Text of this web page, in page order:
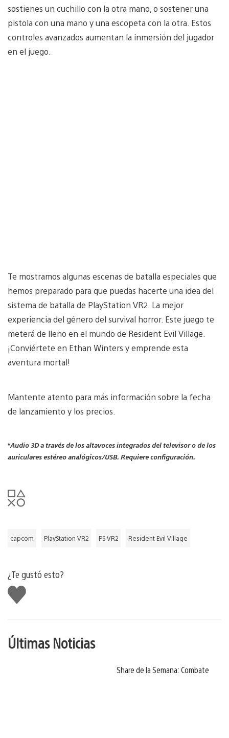
sostienes un cuchillo con la otra mano, o sostener una
pistola con una mano y una escopeta con la otra. Estos
controles avanzados aumentan la inmersión del jugador
en el juego.
Te mostramos algunas escenas de batalla especiales que
hemos preparado para que puedas hacerte una idea del
sistema de batalla de PlayStation VR2. La mejor
experiencia del género del survival horror. Este juego te
meterá de lleno en el mundo de Resident Evil Village.
¡Conviértete en Ethan Winters y emprende esta
aventura mortal!
Mantente atento para más información sobre la fecha
de lanzamiento y los precios.
*Audio 3D a través de los altavoces integrados del televisor o de los
auriculares estéreo analógicos/USB. Requiere configuración.
capcom PlayStation VR2 PS VR2 Resident Evil Village
¿Te gustó esto?
Me
gusta
Últimas Noticias
Share de la Semana: Combate